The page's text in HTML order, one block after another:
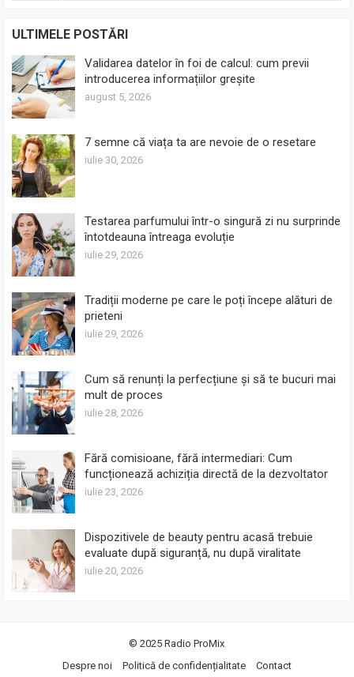
ULTIMELE POSTĂRI
Validarea datelor în foi de calcul: cum previi
introducerea informațiilor greșite
august 5, 2026
7 semne că viața ta are nevoie de o resetare
iulie 30, 2026
Testarea parfumului într-o singură zi nu surprinde
întotdeauna întreaga evoluție
iulie 29, 2026
Tradiții moderne pe care le poți începe alături de
prieteni
iulie 29, 2026
Cum să renunți la perfecțiune și să te bucuri mai
mult de proces
iulie 28, 2026
Fără comisioane, fără intermediari: Cum
funcționează achiziția directă de la dezvoltator
iulie 23, 2026
Dispozitivele de beauty pentru acasă trebuie
evaluate după siguranță, nu după viralitate
iulie 20, 2026
© 2025Radio ProMix
Despre noi
Politică de confidențialitate Contact